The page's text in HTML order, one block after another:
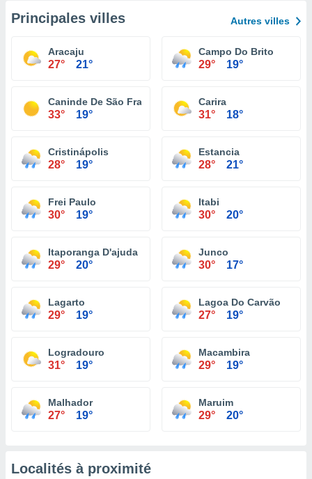
Principales villes Autres villes
Aracaju
27° 21°
Campo Do Brito
29° 19°
Caninde De São Francisco
33° 19°
Carira
31° 18°
Cristinápolis
28° 19°
Estancia
28° 21°
Frei Paulo
30° 19°
Itabi
30° 20°
Itaporanga D'ajuda
29° 20°
Junco
30° 17°
Lagarto
29° 19°
Lagoa Do Carvão
27° 19°
Logradouro
31° 19°
Macambira
29° 19°
Malhador
27° 19°
Maruim
29° 20°
Localités à proximité